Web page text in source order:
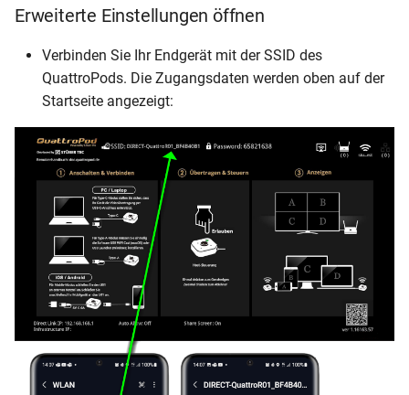
Erweiterte Einstellungen öffnen
Verbinden Sie Ihr Endgerät mit der SSID des
QuattroPods. Die Zugangsdaten werden oben auf der
Startseite angezeigt: